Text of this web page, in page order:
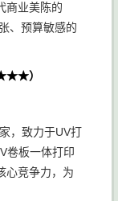
商业美陈的
、预算敏感的
）
，致力于UV打
卷板一体打印
心竞争力，为